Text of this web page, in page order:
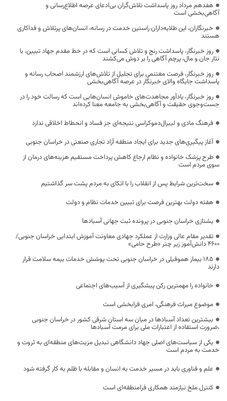
هفدهم مرداد روز پاسداشت تلاش‌گران بی‌ادعای عرصه اطلاع‌رسانی و
آگاهی‌بخشی است
خبرنگاران، این طلایه‌داران راستین خدمت در رسانه، انسان‌های پرتلاش و فداکاری
هستند
روز خبرنگار، پاسداشت رنج و تلاش کسانی است که در خط مقدم جهاد تبیین، با
نثار جان و مال، پرچم آگاهی را بر دوش می‌کشند
روز خبرنگار، فرصت مغتنمی برای تجلیل از تلاش‌های ارزشمند اصحاب رسانه و
پاسداشت جایگاه والای خبرنگار در عرصه آگاهی‌بخشی
روز خبرنگار، یادآور مجاهدت‌های خاموش انسان‌هایی است که رسالت خود را در
جست‌وجوی حقیقت و آگاهی‌بخشی به جامعه معنا کرده‌اند
فرهنگ مادی و لیبرال‌دموکراسی نتیجه‌ای جز فساد و انحطاط اخلاقی ندارد
آغاز پیگیری‌های جدید برای ایجاد منطقه آزاد تجاری صنعتی در خراسان جنوبی
طرح پزشک خانواده و نظام ارجاع کاهش پرداخت مستقیم هزینه‌های درمان از
سوی مردم است
سخت‌ترین شرایط پس از انقلاب را با اتکای به مردم پشت سر گذاشتیم
هفته دولت بهترین فرصت برای تبیین خدمات نظام و دولت
یشتازی خراسان جنوبی در پرونده ثبت جهانی آسبادها
تقدیر مقام عالی وزارت از عملکرد جهادی معاونت آموزش ابتدایی خراسان جنوبی/
۴۶۰۰ دانش‌آموز زیر چتر «طرح حامی»
۱۸۵ بیمار هموفیلی در خراسان جنوبی تحت پوشش خدمات بیمه سلامت قرار
دارند
خانواده را مهمترین رکن پیشگیری از آسیب‌های اجتماعی
موضوع میراث فرهنگی، امری فرابخشی است
بیشترین تعداد آسبادها در میان سه استان شرقی کشور در خراسان جنوبی
،ضرورت استفاده از اعتبارات ملی برای مرمت آسبادها
یکی از سیاست‌های اصلی جهاد دانشگاهی تبدیل مزیت‌های منطقه‌ای به ثروت و
خدمت به مردم است
علم و فناوری باید در مسیر خدمت به انسان و مقابله با ظلم به کار گرفته شود
کنترل ملخ نیازمند همکاری فرامنطقه‌ای است